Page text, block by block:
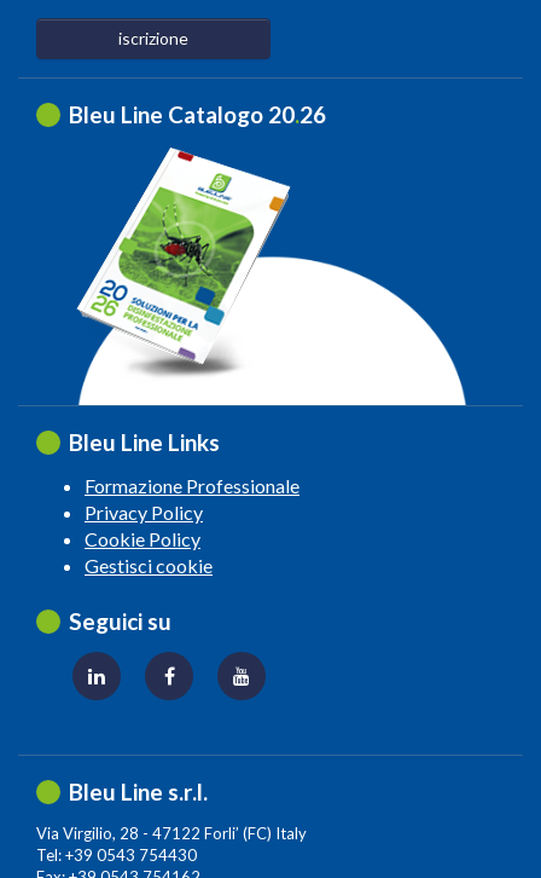
iscrizione
Bleu Line Catalogo 20.26
Bleu Line Links
Formazione Professionale
Privacy Policy
Cookie Policy
Gestisci cookie
Seguici su
Bleu Line s.r.l.
Via Virgilio, 28 - 47122 Forli’ (FC) Italy
Tel: +39 0543 754430